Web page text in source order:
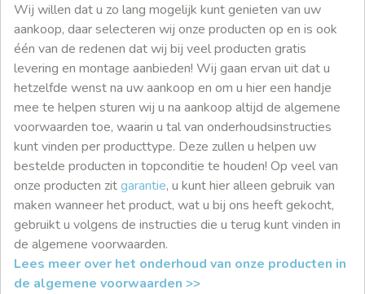
Wij willen dat u zo lang mogelijk kunt genieten van uw
aankoop, daar selecteren wij onze producten op en is ook
één van de redenen dat wij bij veel producten gratis
levering en montage aanbieden! Wij gaan ervan uit dat u
hetzelfde wenst na uw aankoop en om u hier een handje
mee te helpen sturen wij u na aankoop altijd de algemene
voorwaarden toe, waarin u tal van onderhoudsinstructies
kunt vinden per producttype. Deze zullen u helpen uw
bestelde producten in topconditie te houden! Op veel van
onze producten zitgarantie, u kunt hier alleen gebruik van
maken wanneer het product, wat u bij ons heeft gekocht,
gebruikt u volgens de instructies die u terug kunt vinden in
de algemene voorwaarden.
Lees meer over het onderhoud van onze producten in
de algemene voorwaarden >>